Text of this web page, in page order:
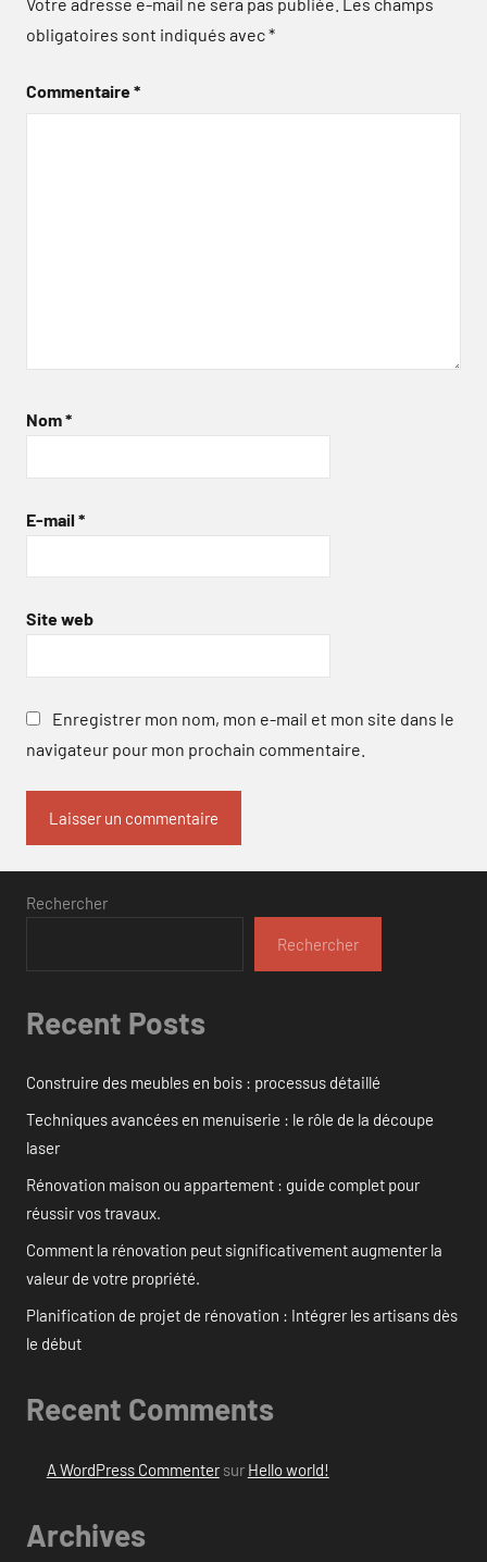
obligatoires sont indiqués avec*
Commentaire*
Nom*
E-mail *
Site web
Enregistrer mon nom, mon e-mail et mon site dans le
navigateur pour mon prochain commentaire.
Rechercher
Rechercher
Recent Posts
Construire des meubles en bois : processus détaillé
Techniques avancées en menuiserie : le rôle de la découpe
laser
Rénovation maison ou appartement : guide complet pour
réussir vos travaux.
Comment la rénovation peut significativement augmenter la
valeur de votre propriété.
Planification de projet de rénovation : Intégrer les artisans dès
le début
Recent Comments
A WordPress Commentersur Hello world!
Archives